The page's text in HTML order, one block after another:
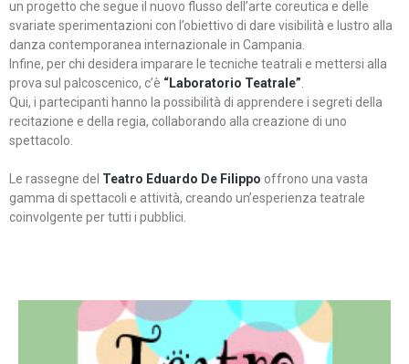
un progetto che segue il nuovo flusso dell’arte coreutica e delle
svariate sperimentazioni con l’obiettivo di dare visibilità e lustro alla
danza contemporanea internazionale in Campania.
Infine, per chi desidera imparare le tecniche teatrali e mettersi alla
prova sul palcoscenico, c’è “Laboratorio Teatrale”
Qui, i partecipanti hanno la possibilità di apprendere i segreti della
recitazione e della regia, collaborando alla creazione di uno
spettacolo.
Le rassegne del Teatro Eduardo De Filippo offrono una vasta
gamma di spettacoli e attività, creando un’esperienza teatrale
coinvolgente per tutti i pubblici.